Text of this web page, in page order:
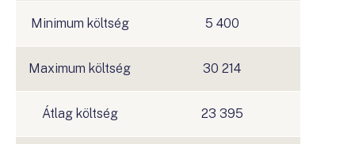
Minimum költség 5 400
Maximum költség 30 214
Átlag költség 23 395